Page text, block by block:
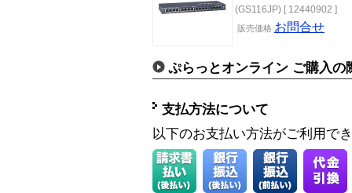
(GS116JP) [ 12440902 ]
販売価格 お問合せ
ぷらっとオンライン ご購入の
支払方法について
以下のお支払い方法がご利用で